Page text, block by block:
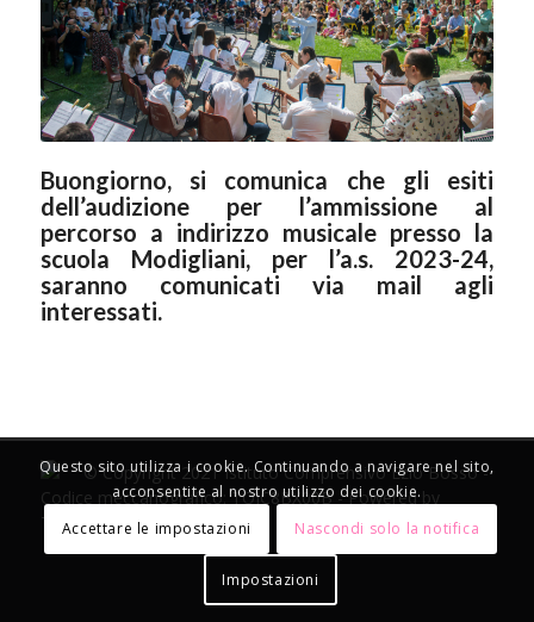
Buongiorno, si comunica che gli esiti
dell’audizione per l’ammissione al
percorso a indirizzo musicale presso la
scuola Modigliani, per l’a.s. 2023-24,
saranno comunicati via mail agli
interessati.
© Copyright 2021 Istituto Comprensivo Ezio Bosso -
Codice meccanografico: TOIC8BX00B - Powered by
TosoLab
Questo sito utilizza i cookie. Continuando a navigare nel sito,
acconsentite al nostro utilizzo dei cookie.
Accettare le impostazioni
Nascondi solo la notifica
Impostazioni